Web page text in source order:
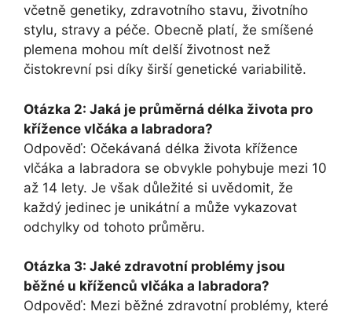
včetně genetiky, zdravotního stavu, životního
stylu, stravy a péče. Obecně platí, že smíšené
plemena mohou mít delší životnost než
čistokrevní psi díky širší genetické variabilitě.
Otázka 2: Jaká je průměrná délka života pro
křížence vlčáka a labradora?
Odpověď: Očekávaná délka života křížence
vlčáka a labradora se obvykle pohybuje mezi 10
až 14 lety. Je však důležité si uvědomit, že
každý jedinec je unikátní a může vykazovat
odchylky od tohoto průměru.
Otázka 3: Jaké zdravotní problémy jsou
běžné u kříženců vlčáka a labradora?
Odpověď: Mezi běžné zdravotní problémy, které